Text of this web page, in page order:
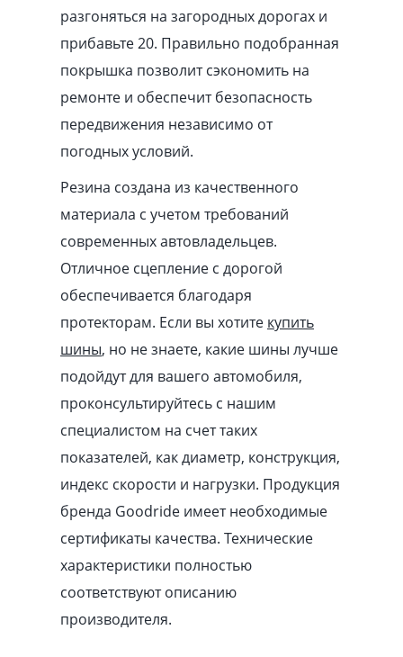
разгоняться на загородных дорогах и
прибавьте 20. Правильно подобранная
покрышка позволит сэкономить на
ремонте и обеспечит безопасность
передвижения независимо от
погодных условий.
Резина создана из качественного
материала с учетом требований
современных автовладельцев.
Отличное сцепление с дорогой
обеспечивается благодаря
протекторам. Если вы хотите купить
шины, но не знаете, какие шины лучше
подойдут для вашего автомобиля,
проконсультируйтесь с нашим
специалистом на счет таких
показателей, как диаметр, конструкция,
индекс скорости и нагрузки. Продукция
бренда Goodride имеет необходимые
сертификаты качества. Технические
характеристики полностью
соответствуют описанию
производителя.